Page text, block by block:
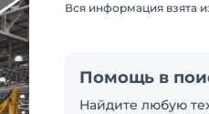
Вся информация взята
Помощь в
Найдите любую